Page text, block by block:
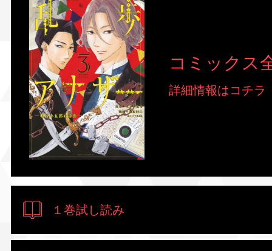
コミックス
詳細情報はコチラ
１巻試し読み